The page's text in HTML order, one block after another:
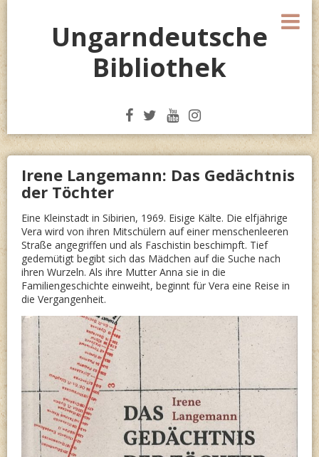
Ungarndeutsche
Bibliothek
Irene Langemann: Das Gedächtnis
der Töchter
Eine Kleinstadt in Sibirien, 1969. Eisige Kälte. Die elfjährige
Vera wird von ihren Mitschülern auf einer menschenleeren
Straße angegriffen und als Faschistin beschimpft. Tief
gedemütigt begibt sich das Mädchen auf die Suche nach
ihren Wurzeln. Als ihre Mutter Anna sie in die
Familiengeschichte einweiht, beginnt für Vera eine Reise in
die Vergangenheit.